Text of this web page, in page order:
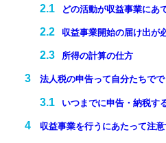
どの活動が収益事業にあ
収益事業開始の届け出が
所得の計算の仕方
法人税の申告って自分たちでで
いつまでに申告・納税す
収益事業を行うにあたって注